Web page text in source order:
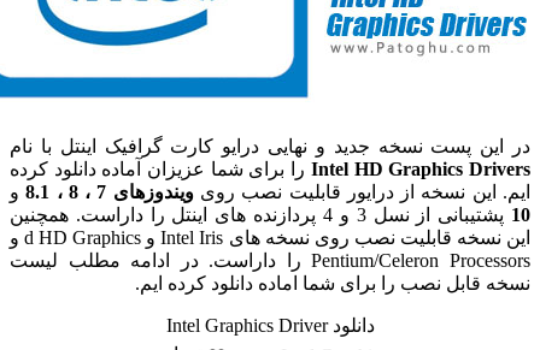
پست نسخه جدید و نهایی درایو کارت گرافیک اینتل با نام
Intel HD Graphics را برای شما عزیزان آماده دانلود کرده
این نسخه از درایور قابلیت نصب روی ویندوزهای 7 ، 8 ، 8.1
و
پشتیبانی از نسل 3 و 4 پردازنده های اینتل را داراست. همچنین
این نسخه قابلیت نصب روی نسخه های Intel Iris و d HD Graphics و
Pentium/Celeron Processors را داراست. در ادامه مطلب لیست
قابل نصب را برای شما اماده دانلود کرده ایم.
دانلود Intel Graphics Driver